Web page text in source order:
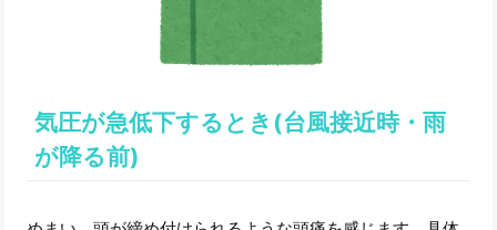
気圧が急低下するとき(台風接近時・雨
が降る前)